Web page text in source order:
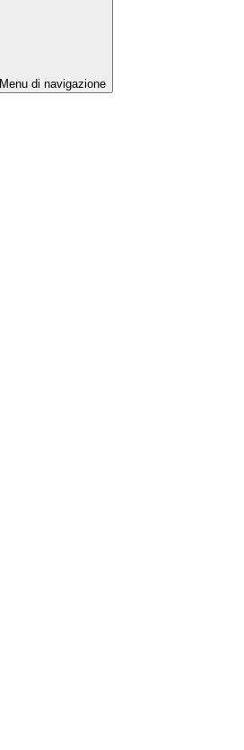
Menu di navigazione